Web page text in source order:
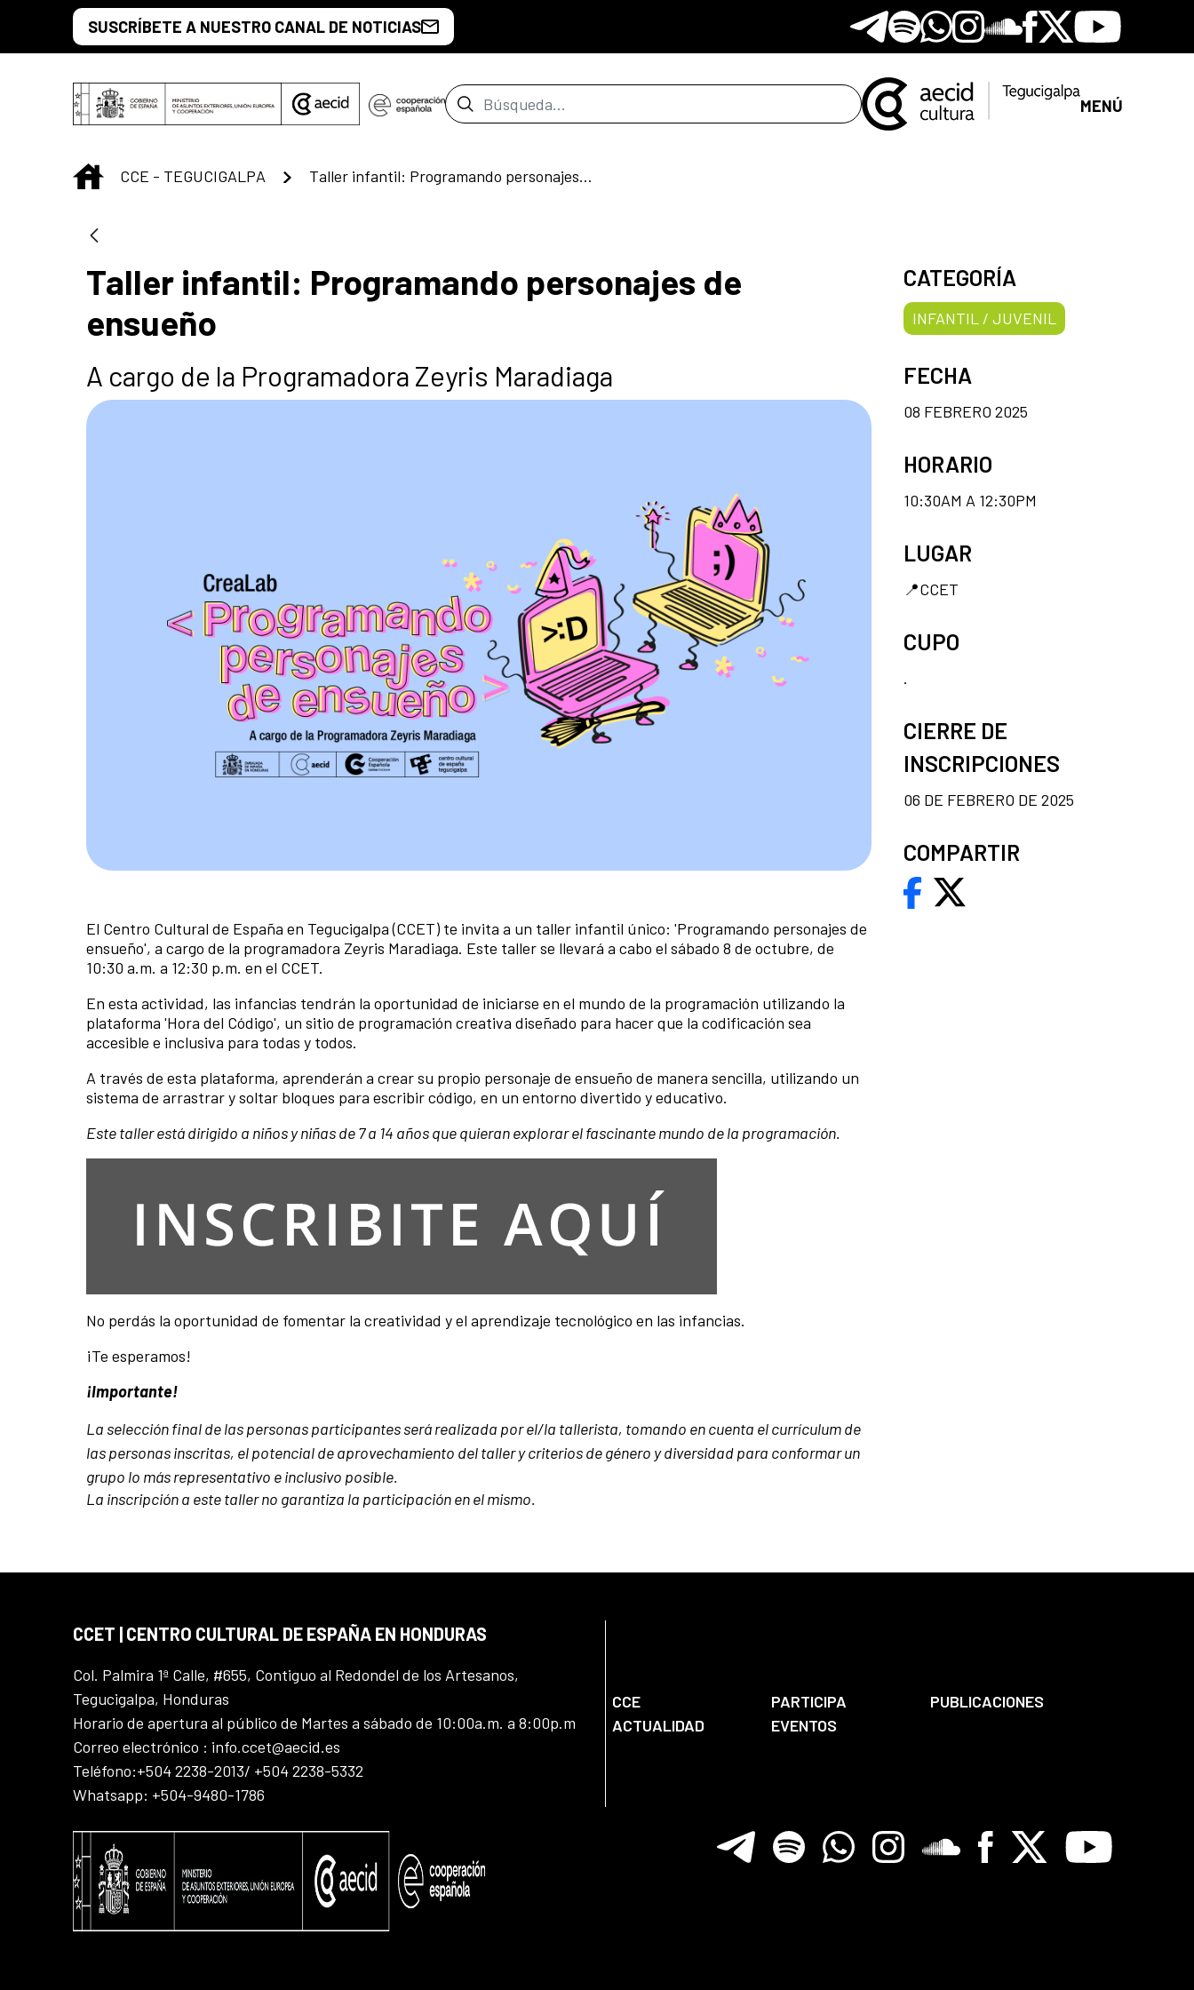
Saltar al contenido principal
SUSCRÍBETE A NUESTRO CANAL DE NOTICIAS Telegram
SpotifyWhatsapp
Instagram
Soundclore
Facebook
X Youtube
Barra de búsqueda MENÚ
INICIO
CCE - TEGUCIGALPA Taller infantil: Programando personajes de ensueño
Taller infantil: Programando personajes de
ensueño
A cargo de la Programadora Zeyris Maradiaga
El Centro Cultural de España en Tegucigalpa (CCET) te invita a un taller infantil único: 'Programando personajes de
ensueño', a cargo de la programadora Zeyris Maradiaga. Este taller se llevará a cabo el sábado 8 de octubre, de
10:30 a.m. a 12:30 p.m. en el CCET.
En esta actividad, las infancias tendrán la oportunidad de iniciarse en el mundo de la programación utilizando la
plataforma 'Hora del Código', un sitio de programación creativa diseñado para hacer que la codificación sea
accesible e inclusiva para todas y todos.
A través de esta plataforma, aprenderán a crear su propio personaje de ensueño de manera sencilla, utilizando un
sistema de arrastrar y soltar bloques para escribir código, en un entorno divertido y educativo.
Este taller está dirigido a niños y niñas de 7 a 14 años que quieran explorar el fascinante mundo de la programación.
No perdás la oportunidad de fomentar la creatividad y el aprendizaje tecnológico en las infancias.
¡Te esperamos!
¡Importante!
La selección final de las personas participantes será realizada por el/la tallerista, tomando en cuenta el currículum de
las personas inscritas, el potencial de aprovechamiento del taller y criterios de género y diversidad para conformar un
grupo lo más representativo e inclusivo posible.
La inscripción a este taller no garantiza la participación en el mismo.
CATEGORÍA
INFANTIL / JUVENIL
FECHA
08 FEBRERO 2025
HORARIO
10:30AM A 12:30PM
LUGAR
📍CCET
CUPO
.
CIERRE DE
INSCRIPCIONES
06 DE FEBRERO DE 2025
COMPARTIR
CCET | CENTRO CULTURAL DE ESPAÑA EN HONDURAS
Col. Palmira 1ª Calle, #655, Contiguo al Redondel de los Artesanos,
Tegucigalpa, Honduras
Horario de apertura al público de Martes a sábado de 10:00a.m. a 8:00p.m
Correo electrónico : info.ccet@aecid.es
Teléfono:+504 2238-2013/ +504 2238-5332
Whatsapp: +504-9480-1786
CCE PARTICIPA
PUBLICACIONES
ACTUALIDAD
EVENTOS
TelegramSpotify WhatsappInstagramSoundcloreFacebook
X Youtube